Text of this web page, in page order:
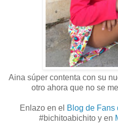
Aina súper contenta con su
otro ahora que no se
Enlazo en el Blog de Fans
#bichitoabichito y en